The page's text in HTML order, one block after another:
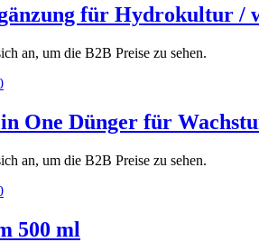
für Hydrokultur /
an, um die B2B Preise zu sehen.
One Dünger für
an, um die B2B Preise zu sehen.
500 ml